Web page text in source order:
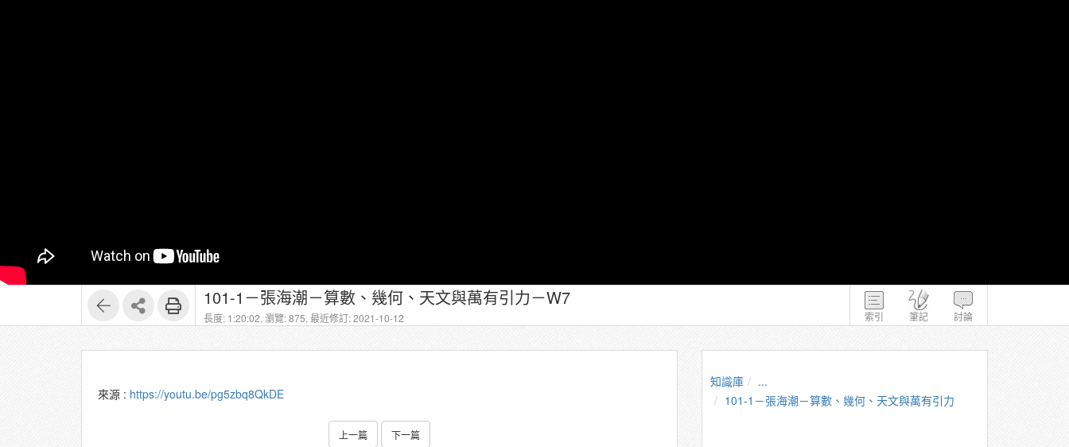
索引 筆記 討論
101-1－張海潮－算數、幾何、天文與萬有引力－W7
長度: 1:20:02, 瀏覽: 875, 最近修訂: 2021-10-12
來源 : https://youtu.be/pg5zbq8QkDE
上一篇 下一篇
知識庫
...
101-1－張海潮－算數、幾何、天文與萬有引力